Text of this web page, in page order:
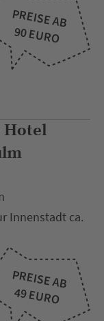
PREISE AB
90 EURO
Hotel
Innenstadt ca.
PREISE AB
49 EURO